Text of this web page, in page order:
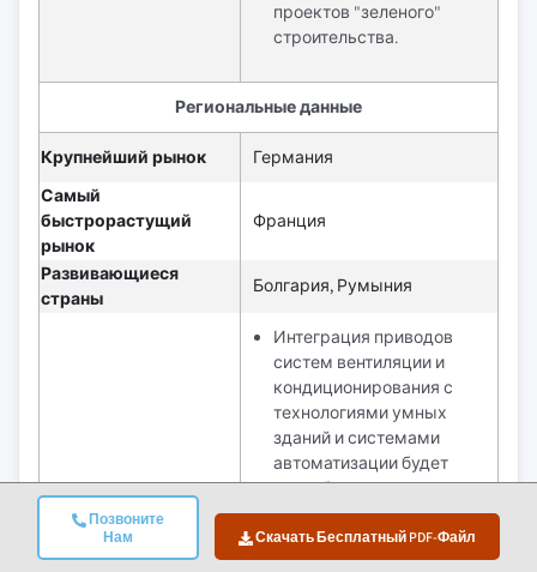
Позвоните
Нам
Скачать Бесплатный PDF-Файл
проектов "зеленого"
строительства.
Региональные данные
Крупнейший рынок
Германия
Самый
быстрорастущий
рынок
Франция
Развивающиеся
страны
Болгария, Румыния
Интеграция приводов
систем вентиляции и
кондиционирования с
технологиями умных
зданий и системами
автоматизации будет
способствовать
значительному росту,
поддерживаемому
растущим спросом на